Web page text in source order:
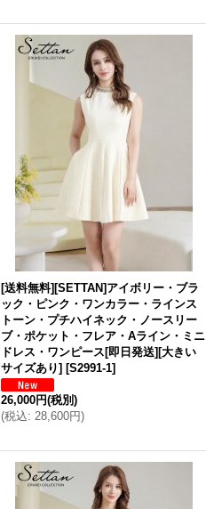
[送料無料][SETTAN]アイボリー・ブラ
ック・ピンク・ワンカラー・ラインス
トーン・プチハイネック・ノースリー
ブ・ポケット・フレア・Aライン・ミニ
ドレス・ワンピース[即日発送][大きい
サイズあり] [S2991-1]
26,000円(税別)
(税込: 28,600円)